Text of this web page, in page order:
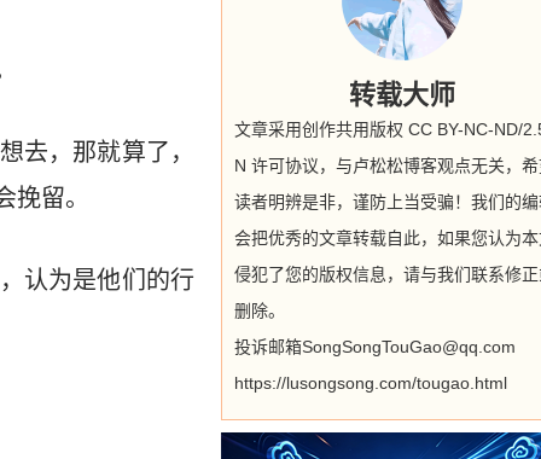
去，那就算了，
留。
认为是他们的行
转载大师
文章采用创作共用版权 CC BY-NC-ND/
N 许可协议，与卢松松博客观点无关，
读者明辨是非，谨防上当受骗！我们的
会把优秀的文章转载自此，如果您认为
侵犯了您的版权信息，请与我们联系修
删除。
投诉邮箱SongSongTouGao@qq.com
https://lusongsong.com/tougao.html